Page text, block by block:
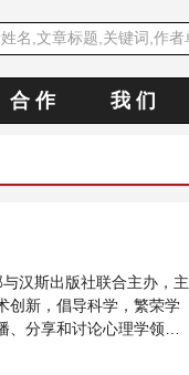
合 作 我 们
汉斯出版社联合主办，主
创新，倡导科学，繁荣学
分享和讨论心理学领域